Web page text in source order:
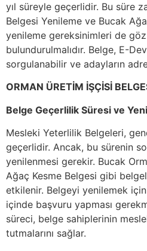
yıl süreyle geçerlidir. Bu süre
Belgesi Yenileme ve Bucak
yenileme gereksinimleri de
bulundurulmalıdır. Belge, E-
sorgulanabilir ve adayların
ORMAN ÜRETİM İŞÇİSİ
Belge Geçerlilik Süresi ve
Mesleki Yeterlilik Belgeleri,
geçerlidir. Ancak, bu sürenin
yenilenmesi gerekir. Bucak
Ağaç Kesme Belgesi gibi
etkilenir. Belgeyi yenilemek
içinde başvuru yapması
süreci, belge sahiplerinin
tutmalarını sağlar.